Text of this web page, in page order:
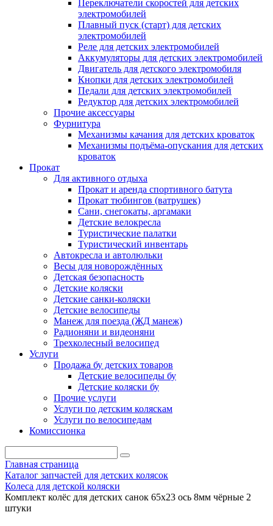
Переключатели скоростей для детских
электромобилей
Плавный пуск (старт) для детских
электромобилей
Реле для детских электромобилей
Аккумуляторы для детских электромобилей
Двигатель для детского электромобиля
Кнопки для детских электромобилей
Педали для детских электромобилей
Редуктор для детских электромобилей
Прочие аксессуары
Фурнитура
Механизмы качания для детских кроваток
Механизмы подъёма-опускания для детских
кроваток
Прокат
Для активного отдыха
Прокат и аренда спортивного батута
Прокат тюбингов (ватрушек)
Сани, снегокаты, аргамаки
Детские велокресла
Туристические палатки
Туристический инвентарь
Автокресла и автолюльки
Весы для новорождённых
Детская безопасность
Детские коляски
Детские санки-коляски
Детские велосипеды
Манеж для поезда (ЖД манеж)
Радионяни и видеоняни
Трехколесный велосипед
Услуги
Продажа бу детских товаров
Детские велосипеды бу
Детские коляски бу
Прочие услуги
Услуги по детским коляскам
Услуги по велосипедам
Комиссионка
Главная страница
Каталог запчастей для детских колясок
Колеса для детской коляски
Комплект колёс для детских санок 65х23 ось 8мм чёрные 2
штуки